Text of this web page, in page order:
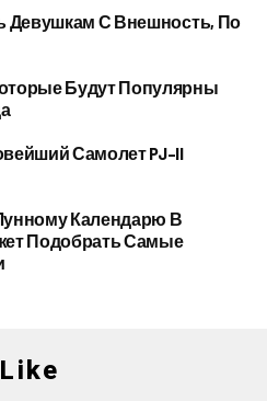
Девушкам С Внешность, По
Будут Популярны
Самолет PJ–II
Календарю В
Подобрать Самые